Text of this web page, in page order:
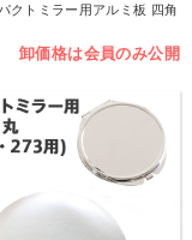
クトミラー用アルミ板 四角
卸価格は会員のみ公開